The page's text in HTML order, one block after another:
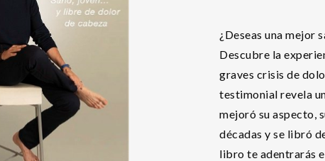
¿Deseas una mejor
Descubre la
graves crisis de
testimonial revela
mejoró su aspecto,
décadas y se libró
libro te adentrarás